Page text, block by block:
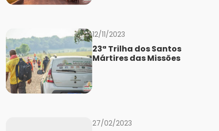
12/11/2023
23ª Trilha dos Santos
Mártires das Missões
27/02/2023